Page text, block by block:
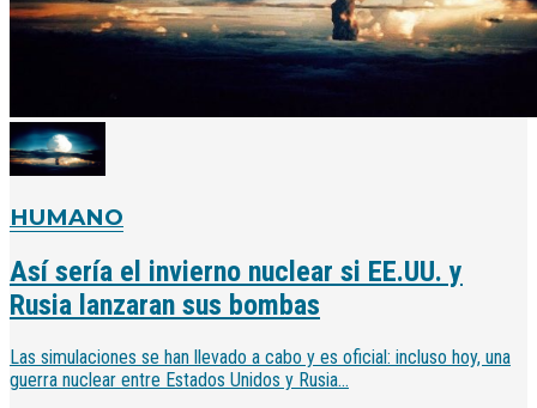
HUMANO
Así sería el invierno nuclear si EE.UU. y
Rusia lanzaran sus bombas
Las simulaciones se han llevado a cabo y es oficial: incluso hoy, una
guerra nuclear entre Estados Unidos y Rusia...